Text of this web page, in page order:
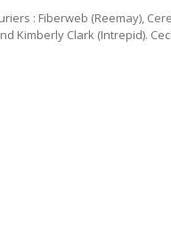
: Fiberweb (Reemay),
Kimberly Clark (Intrepid).